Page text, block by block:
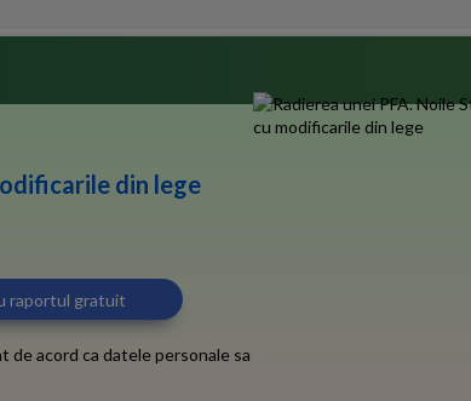
din lege
acord ca datele personale sa